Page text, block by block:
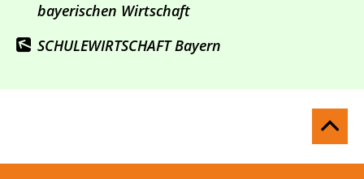
bayerischen Wirtschaft
SCHULEWIRTSCHAFT Bayern